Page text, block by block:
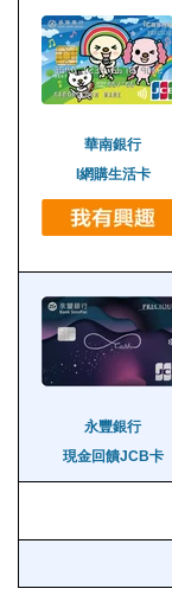
華南銀行
I網購生活卡
永豐銀行
現金回饋JCB卡